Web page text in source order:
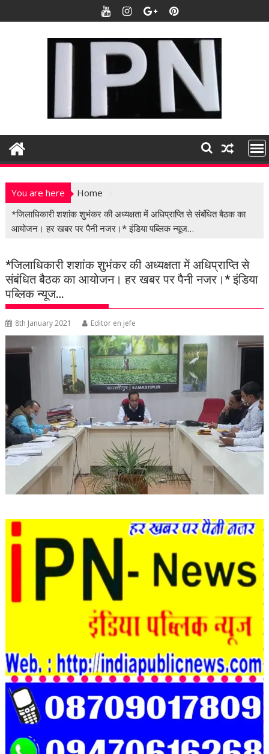
k
t
n
You are here
Home
*जिलाधिकारी शशांक शुभंकर की अध्यक्षता में अधिप्राप्ति से संबंधित बैठक का
आयोजन। हर खबर पर पैनी नजर।* इंडिया पब्लिक न्यूज…
*जिलाधिकारी शशांक शुभंकर की अध्यक्षता में अधिप्राप्ति से
संबंधित बैठक का आयोजन। हर खबर पर पैनी नजर।* इंडिया
पब्लिक न्यूज…
8th January 2021 Editor en jefe